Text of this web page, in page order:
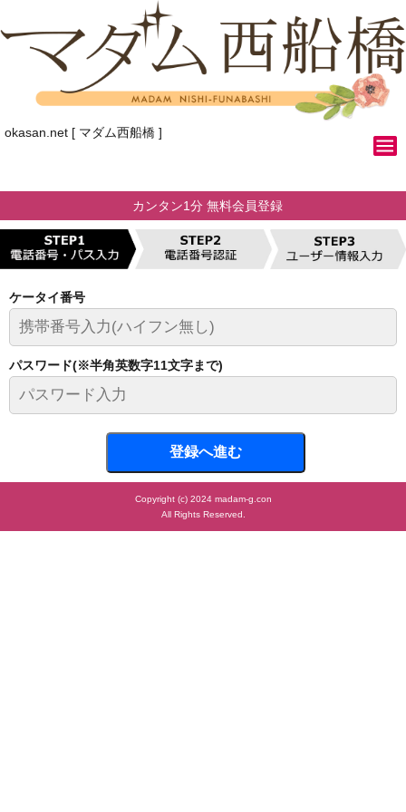
okasan.net [ マダム西船橋 ]
カンタン1分 無料会員登録
ケータイ番号
パスワード(※半角英数字11文字まで)
登録へ進む
Copyright (c) 2024 madam-g.con
All Rights Reserved.